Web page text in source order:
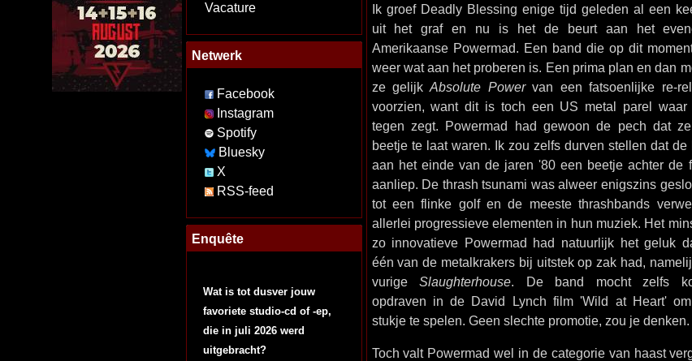
Vacature
Netwerk
Facebook
Instagram
Spotify
Bluesky
X
RSS-feed
Enquête
Wat is tot dusver jouw
favoriete studio-cd of -ep,
die in juli 2026 werd
uitgebracht?
Ik groef Deadly Blessing enige tijd geleden al een
uit het graf en nu is het de beurt aan het
Amerikaanse Powermad. Een band die op dit
weer wat aan het proberen is. Een prima plan en dan
ze gelijkAbsolute Powervan een fatsoenlijke re-
voorzien, want dit is toch een US metal parel
tegen zegt. Powermad had gewoon de pech dat
beetje te laat waren. Ik zou zelfs durven stellen dat de
aan het einde van de jaren '80 een beetje achter de
aanliep. De thrash tsunami was alweer enigszins
tot een flinke golf en de meeste thrashbands
allerlei progressieve elementen in hun muziek. Het
zo innovatieve Powermad had natuurlijk het geluk
één van de metalkrakers bij uitstek op zak had,
vurige Slaughterhouse. De band mocht zelfs
opdraven in de David Lynch film 'Wild at Heart'
stukje te spelen. Geen slechte promotie, zou je denken.
Toch valt Powermad wel in de categorie van haast